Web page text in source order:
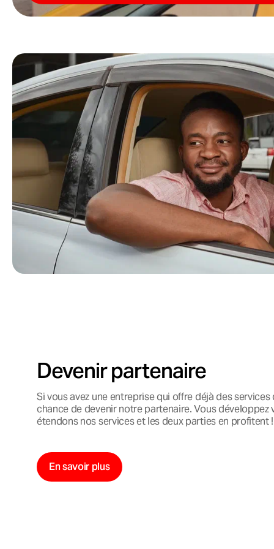
Devenir partenaire
Si vous avez une entreprise qui offre déjà des
chance de devenir notre partenaire. Vous développez
étendons nos services et les deux parties en profitent !
En savoir plus